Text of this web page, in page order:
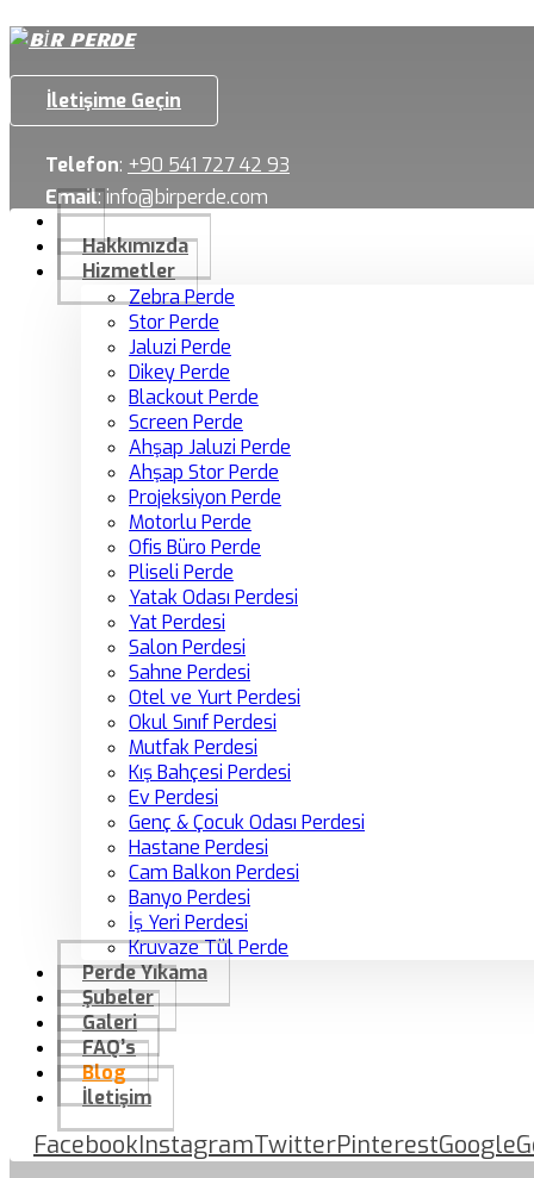
İletişime Geçin
Telefon: +90 541 727 42 93
Email:info@birperde.com
Hakkımızda
Hizmetler
Zebra Perde
Stor Perde
Jaluzi Perde
Dikey Perde
Blackout Perde
Screen Perde
Ahşap Jaluzi Perde
Ahşap Stor Perde
Projeksiyon Perde
Motorlu Perde
Ofis Büro Perde
Pliseli Perde
Yatak Odası Perdesi
Yat Perdesi
Salon Perdesi
Sahne Perdesi
Otel ve Yurt Perdesi
Okul Sınıf Perdesi
Mutfak Perdesi
Kış Bahçesi Perdesi
Ev Perdesi
Genç & Çocuk Odası Perdesi
Hastane Perdesi
Cam Balkon Perdesi
Banyo Perdesi
İş Yeri Perdesi
Kruvaze Tül Perde
Perde Yıkama
Şubeler
Galeri
FAQ’s
Blog
İletişim
FacebookInstagramTwitterPinterestGoogle